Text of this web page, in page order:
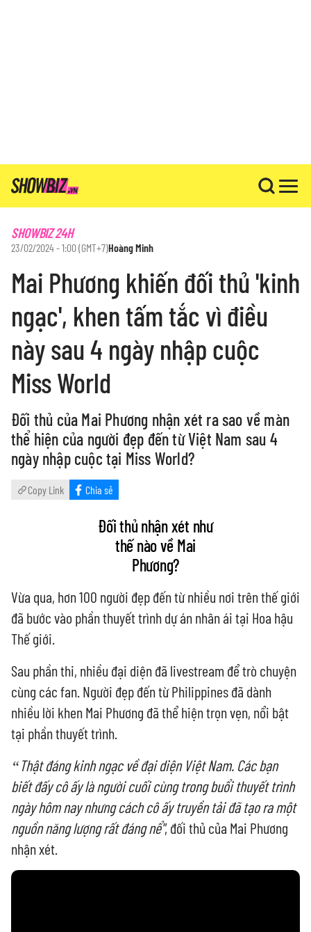
SHOWBIZ 24H
23/02/2024 - 1:00 (GMT+7)Hoàng Minh
Mai Phương khiến đối thủ 'kinh
ngạc', khen tấm tắc vì điều
này sau 4 ngày nhập cuộc
Miss World
Đối thủ của Mai Phương nhận xét ra sao về màn
thể hiện của người đẹp đến từ Việt Nam sau 4
ngày nhập cuộc tại Miss World?
Copy Link Chia sẻ
Đối thủ nhận xét như
thế nào về Mai
Phương?
Vừa qua, hơn 100 người đẹp đến từ nhiều nơi trên thế giới
đã bước vào phần thuyết trình dự án nhân ái tại Hoa hậu
Thế giới.
Sau phần thi, nhiều đại diện đã livestream để trò chuyện
cùng các fan. Người đẹp đến từ Philippines đã dành
nhiều lời khen Mai Phương đã thể hiện trọn vẹn, nổi bật
tại phần thuyết trình.
“Thật đáng kinh ngạc về đại diện Việt Nam. Các bạn
biết đấy cô ấy là người cuối cùng trong buổi thuyết trình
ngày hôm nay nhưng cách cô ấy truyền tải đã tạo ra một
nguồn năng lượng rất đáng nể", đối thủ của Mai Phương
nhận xét.